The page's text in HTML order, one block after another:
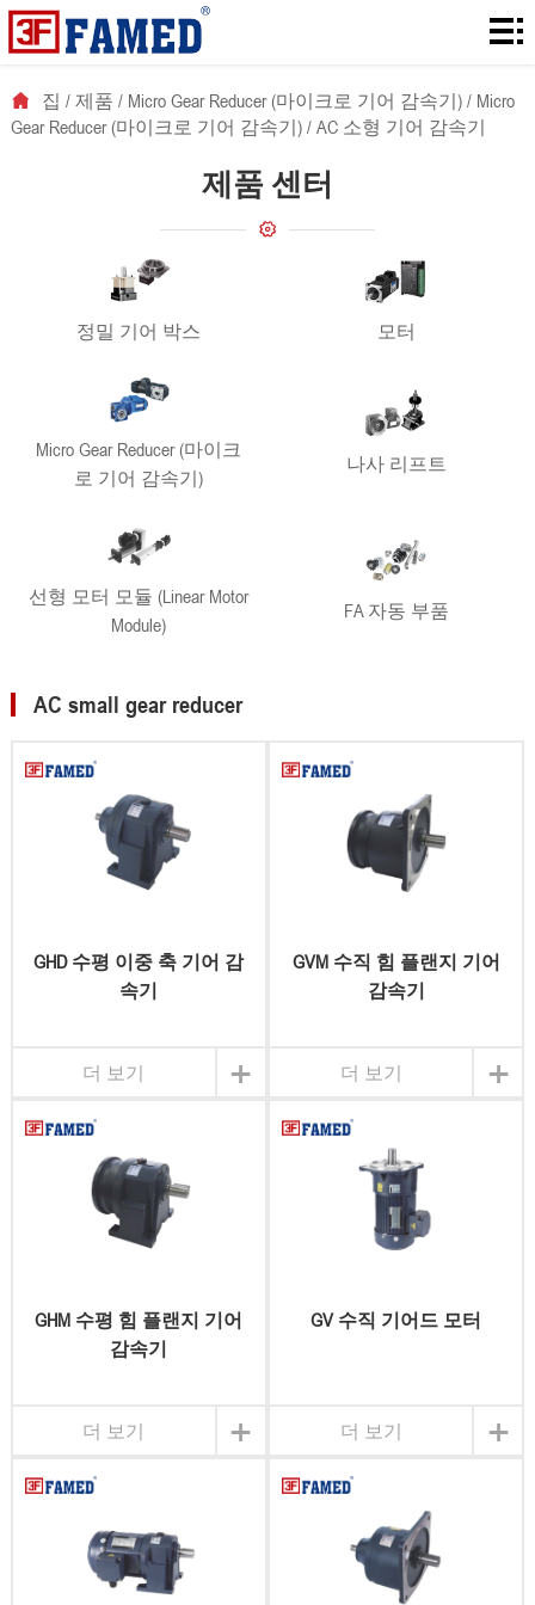
집
품
다
집 / 제품 / Micro Gear Reducer (마이크로 기어 감속기)/ Micro
Gear Reducer (마이크로 기어 감속기)/ AC 소형 기어 감속기
제품 센터
정밀 기어 박스 모터
Micro Gear Reducer (마이크
로 기어 감속기)
나사 리프트
선형 모터 모듈 (Linear Motor
Module)
FA 자동 부품
AC small gear reducer
GHD 수평 이중 축 기어 감
속기
+
더 보기
GVM 수직 힘 플랜지 기어
감속기
+
더 보기
GHM 수평 힘 플랜지 기어
감속기
+
더 보기
GV 수직 기어드 모터
+
더 보기